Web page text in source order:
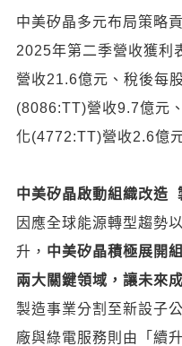
中美矽晶多元布局策略
2025年第二季營收獲利
營收21.6億元、稅後每
(8086:TT)營收9.7億元
化(4772:TT)營收2.6億
中美矽晶啟動組織改造
因應全球能源轉型趨勢
升， 中美矽晶積極展開
兩大關鍵領域，讓未來
製造事業分割至新設子
廠與綠電服務則由「續